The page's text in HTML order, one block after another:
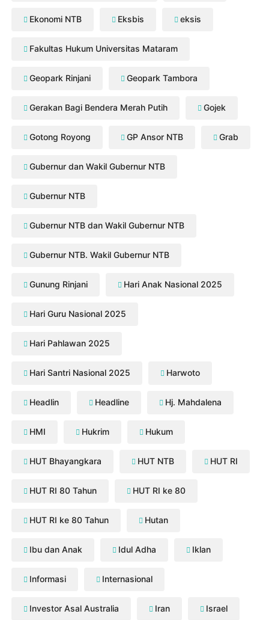
Ekonomi NTB Eksbis eksis
Fakultas Hukum Universitas Mataram
Geopark Rinjani Geopark Tambora
Gerakan Bagi Bendera Merah Putih Gojek
Gotong Royong GP Ansor NTB Grab
Gubernur dan Wakil Gubernur NTB
Gubernur NTB
Gubernur NTB dan Wakil Gubernur NTB
Gubernur NTB. Wakil Gubernur NTB
Gunung Rinjani Hari Anak Nasional 2025
Hari Guru Nasional 2025
Hari Pahlawan 2025
Hari Santri Nasional 2025 Harwoto
Headlin Headline Hj. Mahdalena
HMI Hukrim Hukum
HUT Bhayangkara HUT NTB HUT RI
HUT RI 80 Tahun HUT RI ke 80
HUT RI ke 80 Tahun Hutan
Ibu dan Anak Idul Adha Iklan
Informasi Internasional
Investor Asal Australia Iran Israel